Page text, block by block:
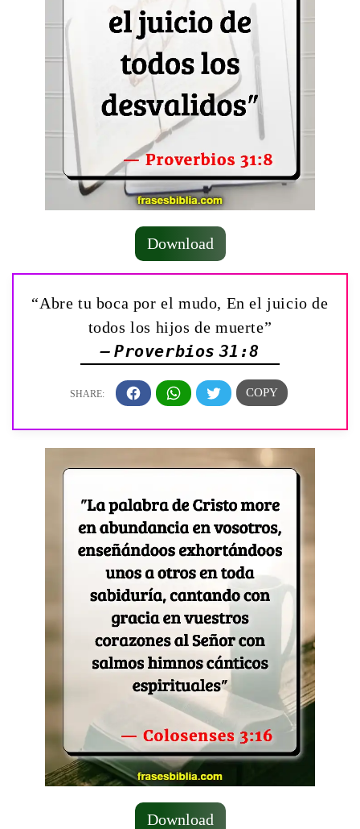
Download
“Abre tu boca por el mudo, En el juicio de
todos los hijos de muerte”
— Proverbios 31:8
Download